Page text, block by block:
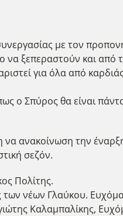
με τον
ξεπεραστούν και
για όλα από
ο Σπύρος θα είναι
να ανακοίνωση την
σεζόν.
Πολίτης.
νέων Γλαύκου.
Καλαμπαλίκης,